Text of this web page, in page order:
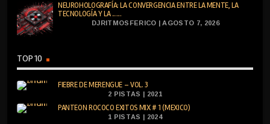
NEUROHOLOGRAFÍA: LA CONVERGENCIA ENTRE LA MENTE, LA
TECNOLOGÍA Y LA ......
DJRITMOSFERICO | AGOSTO 7, 2026
TOP 10
FIEBRE DE MERENGUE – VOL. 3
2 PISTAS | 2021
PANTEON ROCOCO EXITOS MIX # 1 (MEXICO)
1 PISTAS | 2024